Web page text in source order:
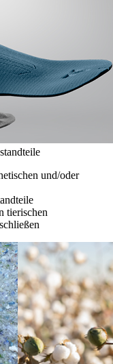
und/oder
tierischen